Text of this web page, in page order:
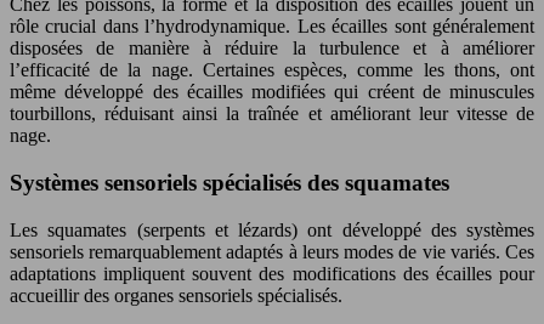
Chez les poissons, la forme et la disposition des écailles jouent un
rôle crucial dans l’hydrodynamique. Les écailles sont généralement
disposées de manière à réduire la turbulence et à améliorer
l’efficacité de la nage. Certaines espèces, comme les thons, ont
même développé des écailles modifiées qui créent de minuscules
tourbillons, réduisant ainsi la traînée et améliorant leur vitesse de
nage.
Systèmes sensoriels spécialisés des squamates
Les squamates (serpents et lézards) ont développé des systèmes
sensoriels remarquablement adaptés à leurs modes de vie variés. Ces
adaptations impliquent souvent des modifications des écailles pour
accueillir des organes sensoriels spécialisés.